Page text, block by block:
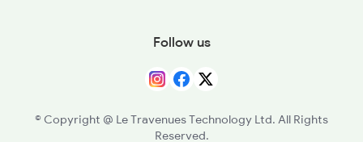
Follow us
© Copyright @ Le Travenues Technology Ltd. All Rights
Reserved.